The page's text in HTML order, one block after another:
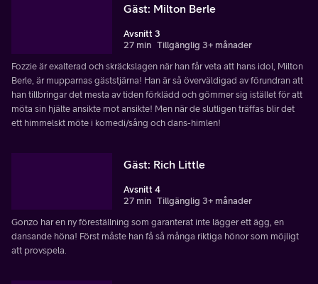
Gäst: Milton Berle
Avsnitt 3
27 min Tillgänglig 3+ månader
Fozzie är exalterad och skräckslagen när han får veta att hans idol, Milton
Berle, är mupparnas gäststjärna! Han är så överväldigad av förundran att
han tillbringar det mesta av tiden förklädd och gömmer sig istället för att
möta sin hjälte ansikte mot ansikte! Men när de slutligen träffas blir det
ett himmelskt möte i komedi/sång och dans-himlen!
Gäst: Rich Little
Avsnitt 4
27 min Tillgänglig 3+ månader
Gonzo har en ny föreställning som garanterat inte lägger ett ägg, en
dansande höna! Först måste han få så många riktiga hönor som möjligt
att provspela.